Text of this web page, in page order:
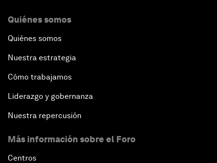
Quiénes somos
Quiénes somos
Nuestra estrategia
Cómo trabajamos
Liderazgo y gobernanza
Nuestra repercusión
Más información sobre el Foro
Centros